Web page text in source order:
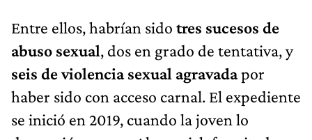
Entre ellos, habrían sido tres sucesos de
abuso sexual, dos en grado de tentativa, y
seis de violencia sexual agravadapor
haber sido con acceso carnal. El expediente
se inició en 2019, cuando la joven lo